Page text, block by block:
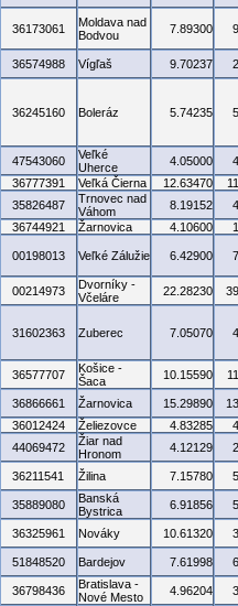
36173061
Moldava nad
Bodvou
7.89300
36574988 Vígľaš 9.70237
36245160 Boleráz 5.74235
47543060
Veľké
Uherce
4.05000
36777391 Veľká Čierna 12.63470
35826487
Trnovec nad
Váhom
8.19152
36744921 Žarnovica 4.10600
00198013 Veľké Zálužie 6.42900
00214973
Dvorníky -
Včeláre
22.28230
31602363 Zuberec 7.05070
36577707
Košice -
Šaca
10.15590
36866661 Žarnovica 15.29890
36012424 Želiezovce 4.83285
44069472
Žiar nad
Hronom
4.12129
36211541 Žilina 7.15780
35889080
Banská
Bystrica
6.91856
36325961 Nováky 10.61320
51848520 Bardejov 7.61998
36798436
Bratislava -
Nové Mesto
4.96204